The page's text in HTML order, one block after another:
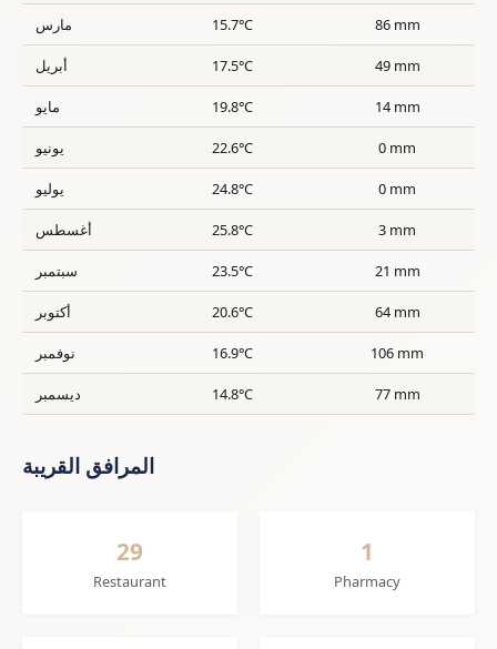
مارس 15.7°C 86 mm
أبريل 17.5°C 49 mm
مايو 19.8°C 14 mm
يونيو 22.6°C 0 mm
يوليو 24.8°C 0 mm
أغسطس 25.8°C 3 mm
سبتمبر 23.5°C 21 mm
أكتوبر 20.6°C 64 mm
نوفمبر 16.9°C 106 mm
ديسمبر 14.8°C 77 mm
المرافق القريبة
29
Restaurant
1
Pharmacy